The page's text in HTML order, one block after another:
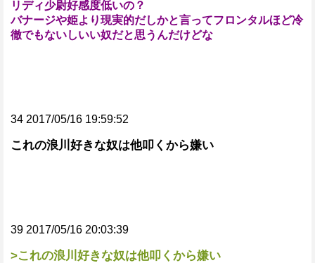
リディ少尉好感度低いの？
バナージや姫より現実的だしかと言ってフロンタルほど冷
徹でもないしいい奴だと思うんだけどな
34 2017/05/16 19:59:52
これの浪川好きな奴は他叩くから嫌い
39 2017/05/16 20:03:39
>これの浪川好きな奴は他叩くから嫌い